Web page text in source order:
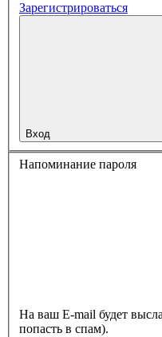
Зарегистрироваться
Вход
Напоминание пароля
На ваш E-mail будет
попасть в спам).